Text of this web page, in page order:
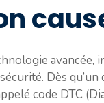
avancée,
Dès
code DTC